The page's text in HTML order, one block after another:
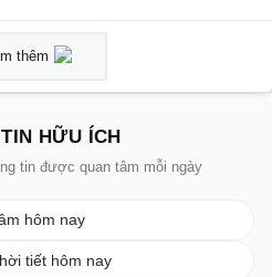
thêm
HỮU ÍCH
tin được quan tâm mỗi ngày
hôm nay
tiết hôm nay